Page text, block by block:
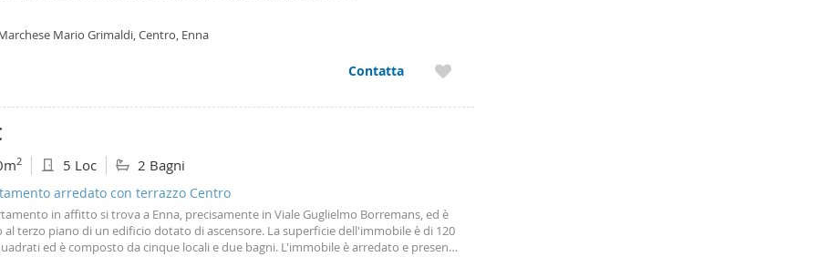
Mario Grimaldi, Centro, Enna
Contatta
2 5 Loc 2 Bagni
arredato con terrazzo Centro
in affitto si trova a Enna, precisamente in Viale Guglielmo Borremans, ed è
al terzo piano di un edificio dotato di ascensore. La superficie dell'immobile è di 120
ed è composto da cinque locali e due bagni. L'immobile è arredato e presenta